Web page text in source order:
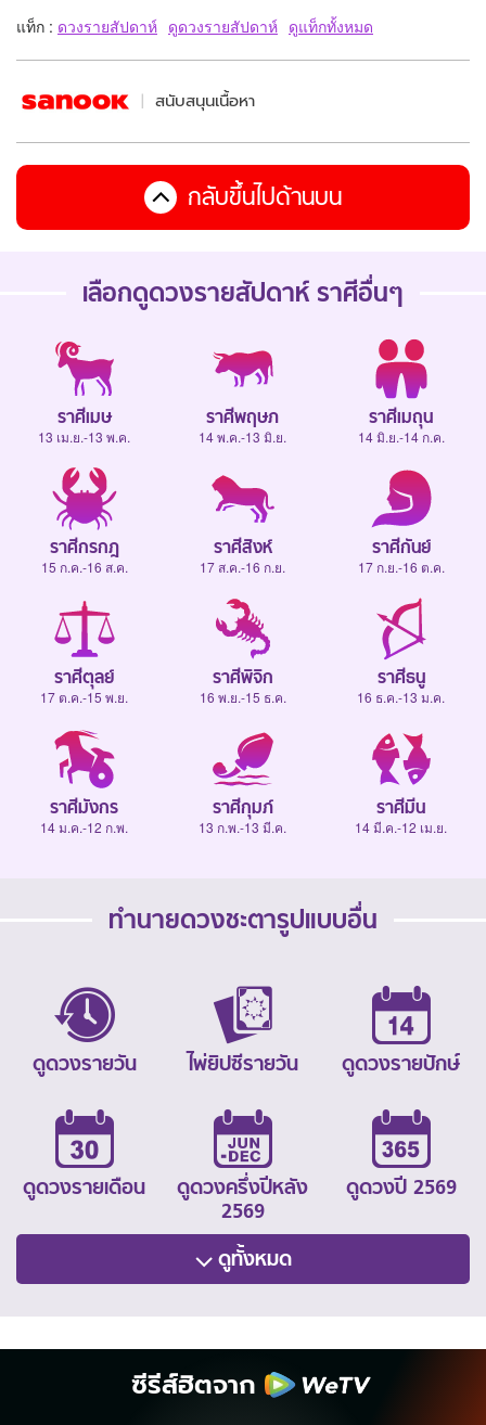
แท็ก : ดวงรายสัปดาห์ ดูดวงรายสัปดาห์ ดูแท็กทั้งหมด
สนับสนุนเนื้อหา
กลับขึ้นไปด้านบน
เลือกดูดวงรายสัปดาห์ ราศีอื่นๆ
ราศีเมษ
13 เม.ย.-13 พ.ค.
ราศีพฤษภ
14 พ.ค.-13 มิ.ย.
ราศีเมถุน
14 มิ.ย.-14 ก.ค.
ราศีกรกฎ
15 ก.ค.-16 ส.ค.
ราศีสิงห์
17 ส.ค.-16 ก.ย.
ราศีกันย์
17 ก.ย.-16 ต.ค.
ราศีตุลย์
17 ต.ค.-15 พ.ย.
ราศีพิจิก
16 พ.ย.-15 ธ.ค.
ราศีธนู
16 ธ.ค.-13 ม.ค.
ราศีมังกร
14 ม.ค.-12 ก.พ.
ราศีกุมภ์
13 ก.พ.-13 มี.ค.
ราศีมีน
14 มี.ค.-12 เม.ย.
ทำนายดวงชะตารูปแบบอื่น
ดูดวงรายวัน ไพ่ยิปซีรายวัน ดูดวงรายปักษ์
ดูดวงรายเดือน
ดูดวงครึ่งปีหลัง
2569
ดูดวงปี 2569
ดูทั้งหมด
ซีรีส์ฮิตจาก